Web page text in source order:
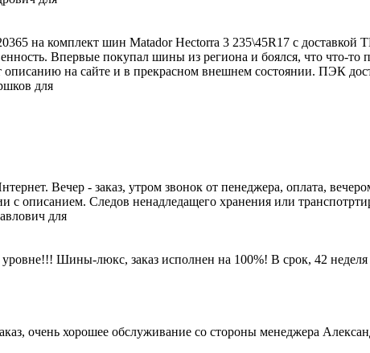
на комплект шин Matador Hectorra 3 235\45R17 с
Впервые покупал шины из региона и боялся, что что-
на сайте и в прекрасном внешнем состоянии. ПЭК
Вечер - заказ, утром звонок от пенеджера, оплата,
с описанием. Следов ненадледащего хранения или
Шины-люкс, заказ исполнен на 100%! В срок, 42 неделя
очень хорошее обслуживание со стороны менеджера